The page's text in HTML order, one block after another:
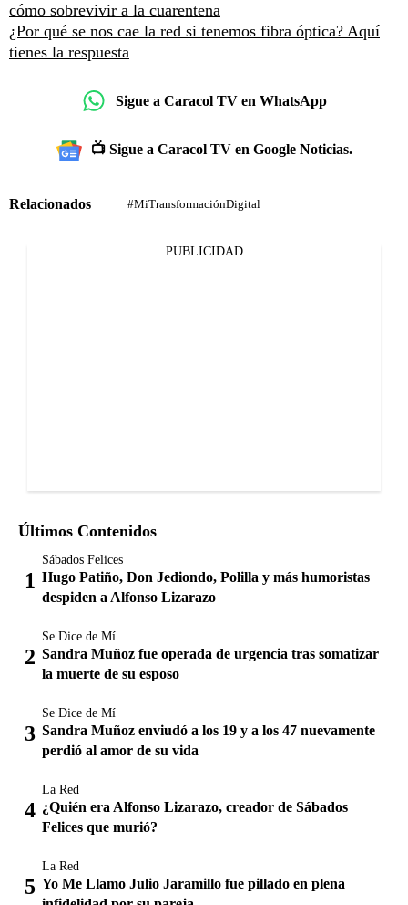
cómo sobrevivir a la cuarentena
¿Por qué se nos cae la red si tenemos fibra óptica? Aquí
tienes la respuesta
Sigue a Caracol TV en WhatsApp
📺 Sigue a Caracol TV en Google Noticias.
Relacionados #MiTransformaciónDigital
PUBLICIDAD
Últimos Contenidos
Sábados Felices
Hugo Patiño, Don Jediondo, Polilla y más humoristas
despiden a Alfonso Lizarazo
Se Dice de Mí
Sandra Muñoz fue operada de urgencia tras somatizar
la muerte de su esposo
Se Dice de Mí
Sandra Muñoz enviudó a los 19 y a los 47 nuevamente
perdió al amor de su vida
La Red
¿Quién era Alfonso Lizarazo, creador de Sábados
Felices que murió?
La Red
Yo Me Llamo Julio Jaramillo fue pillado en plena